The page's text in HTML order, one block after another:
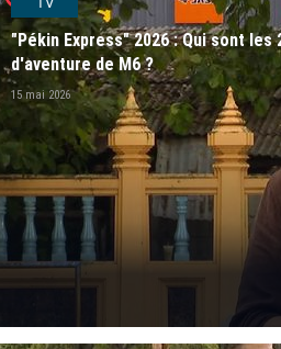
"Pékin Express" 2026 : Qui sont
d'aventure de M6 ?
15 mai 2026